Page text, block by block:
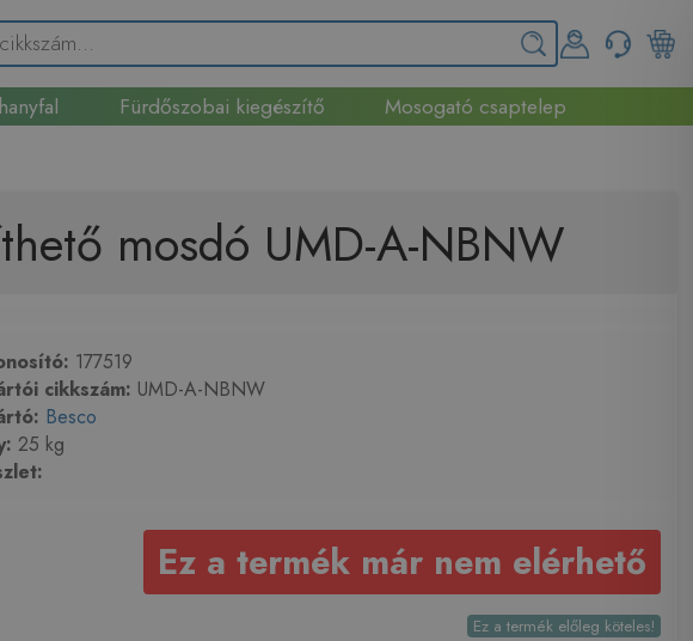
Fürdőszobai kiegészítő
Mosogató csaptelep
mosdó UMD-A-NBNW
177519
cikkszám: UMD-A-NBNW
Besco
25 kg
Ez a termék már nem elérhető
Ez a termék előleg köteles!